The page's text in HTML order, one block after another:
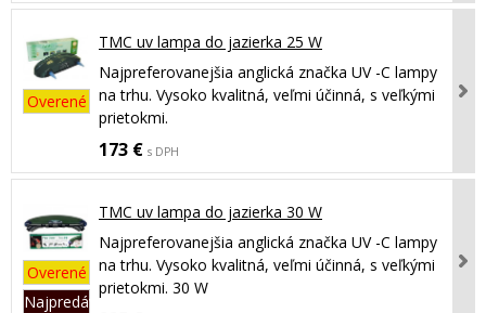
Overené
TMC uv lampa do jazierka 25 W
Najpreferovanejšia anglická značka UV -C lampy
na trhu. Vysoko kvalitná, veľmi účinná, s veľkými
prietokmi.
173 € s DPH
Overené
Najpredávanejší
TMC uv lampa do jazierka 30 W
Najpreferovanejšia anglická značka UV -C lampy
na trhu. Vysoko kvalitná, veľmi účinná, s veľkými
prietokmi. 30 W